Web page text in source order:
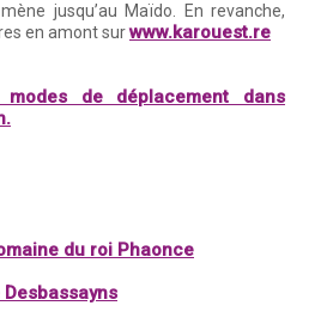
jusqu’au Maïdo. En revanche,
en amont surwww.karouest.re
de déplacement dans
du roi Phaonce